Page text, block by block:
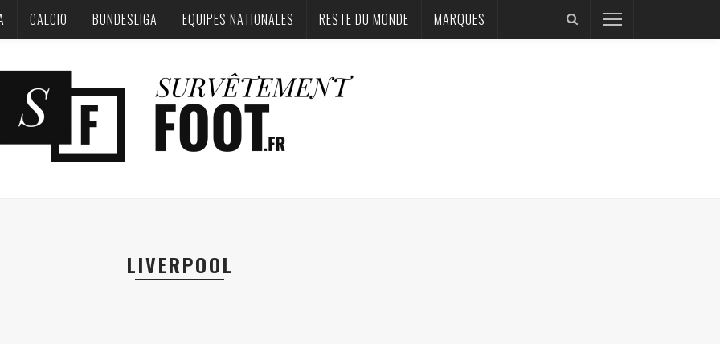
CALCIO BUNDESLIGA‎ EQUIPES NATIONALES RESTE DU MONDE MARQUES
LIVERPOOL